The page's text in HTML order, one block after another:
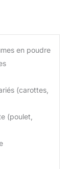
en poudre
(carottes,
(poulet,